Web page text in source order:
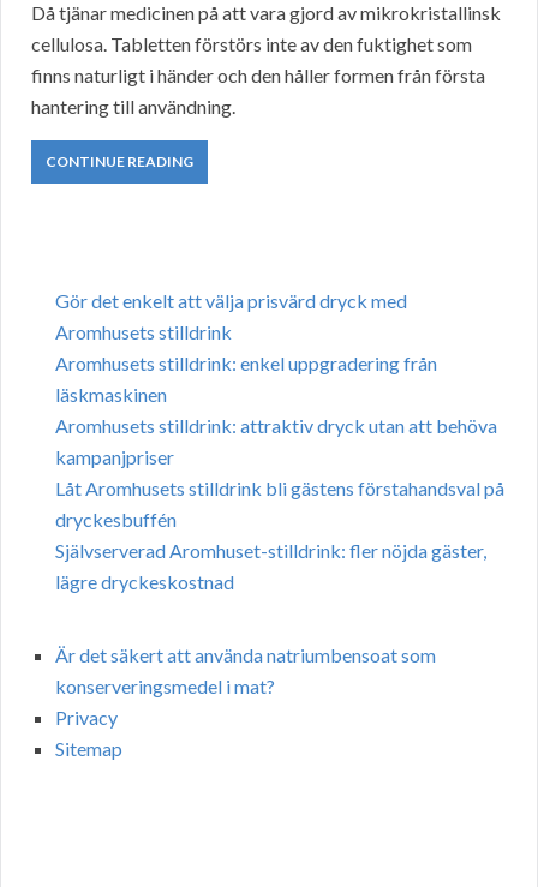
Då tjänar medicinen på att vara gjord av mikrokristallinsk
cellulosa. Tabletten förstörs inte av den fuktighet som
finns naturligt i händer och den håller formen från första
hantering till användning.
CONTINUE READING
Gör det enkelt att välja prisvärd dryck med
Aromhusets stilldrink
Aromhusets stilldrink: enkel uppgradering från
läskmaskinen
Aromhusets stilldrink: attraktiv dryck utan att behöva
kampanjpriser
Låt Aromhusets stilldrink bli gästens förstahandsval på
dryckesbuffén
Självserverad Aromhuset-stilldrink: fler nöjda gäster,
lägre dryckeskostnad
Är det säkert att använda natriumbensoat som
konserveringsmedel i mat?
Privacy
Sitemap